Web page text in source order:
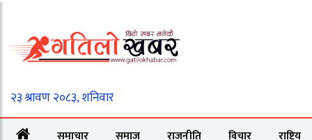
समाचार समाज राजनीति विचार राष्ट्रिय